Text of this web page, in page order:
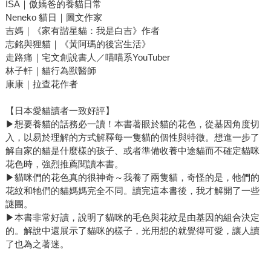
ISA｜傲嬌爸的養貓日常
Neneko 貓日｜圖文作家
吉媽｜《家有諧星貓：我是白吉》作者
志銘與狸貓｜《黃阿瑪的後宮生活》
走路痛｜宅文創說書人／喵喵系YouTuber
林子軒｜貓行為獸醫師
康康｜拉查花作者
【日本愛貓讀者一致好評】
▶想要養貓的話務必一讀！本書著眼於貓的花色，從基因角度切
入，以易於理解的方式解釋每一隻貓的個性與特徵。想進一步了
解自家的貓是什麼樣的孩子、或者準備收養中途貓而不確定貓咪
花色時，強烈推薦閱讀本書。
▶貓咪們的花色真的很神奇～我養了兩隻貓，奇怪的是，牠們的
花紋和牠們的貓媽媽完全不同。讀完這本書後，我才解開了一些
謎團。
▶本書非常好讀，說明了貓咪的毛色與花紋是由基因的組合決定
的。解說中還展示了貓咪的樣子，光用想的就覺得可愛，讓人讀
了也為之著迷。